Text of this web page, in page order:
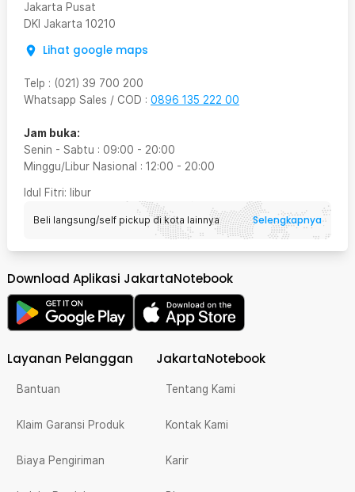
Jakarta Pusat
DKI Jakarta 10210
Lihat google maps
Telp : (021) 39 700 200
Whatsapp Sales / COD : 0896 135 222 00
Jam buka:
Senin - Sabtu : 09:00 - 20:00
Minggu/Libur Nasional : 12:00 - 20:00
Idul Fitri: libur
Beli langsung/self pickup di kota lainnya Selengkapnya
Download Aplikasi JakartaNotebook
Layanan Pelanggan
Bantuan
Klaim Garansi Produk
Biaya Pengiriman
JakartaNotebook
Tentang Kami
Kontak Kami
Karir